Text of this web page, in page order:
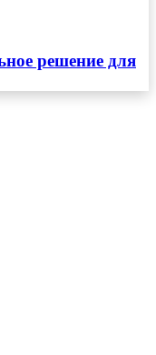
решение для